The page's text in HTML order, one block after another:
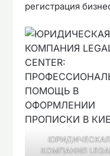
регистрация
ЮРИДИЧЕСКАЯ
КОМПАНИЯ